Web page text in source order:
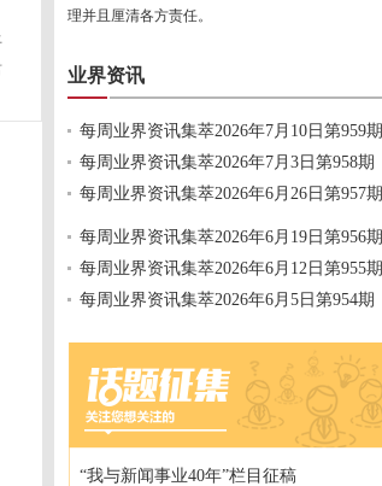
理并且厘清各方责任。
业界资讯
每周业界资讯集萃2026年7月10日第959期
每周业界资讯集萃2026年7月3日第958期
每周业界资讯集萃2026年6月26日第957期
每周业界资讯集萃2026年6月19日第956期
每周业界资讯集萃2026年6月12日第955期
每周业界资讯集萃2026年6月5日第954期
“我与新闻事业40年”栏目征稿